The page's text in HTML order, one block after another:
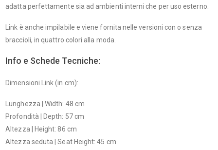
adatta perfettamente sia ad ambienti interni che per uso esterno.
Link è anche impilabile e viene fornita nelle versioni con o senza
braccioli, in quattro colori alla moda.
Info e Schede Tecniche:
Dimensioni Link (in cm):
Lunghezza | Width: 48 cm
Profondità | Depth: 57 cm
Altezza | Height: 86 cm
Altezza seduta | Seat Height: 45 cm